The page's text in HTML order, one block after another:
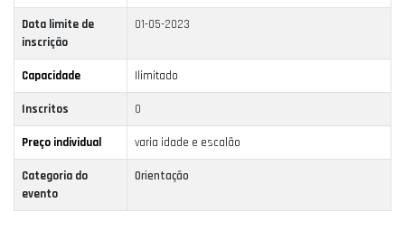
Data limite de
inscrição
01-05-2023
Capacidade Ilimitado
Inscritos 0
Preço individual varia idade e escalão
Categoria do
evento
Orientação